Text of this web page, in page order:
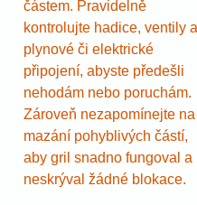
částem. Pravidelně
kontrolujte hadice, ventily a
plynové či elektrické
připojení, abyste předešli
nehodám nebo poruchám.
Zároveň nezapomínejte na
mazání pohyblivých částí,
aby gril snadno fungoval a
neskrýval žádné blokace.